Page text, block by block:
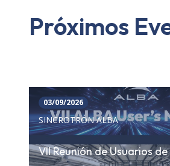
Próximos
03/09/2026
SINCROTRÓN ALBA
VII Reunión de Usuarios